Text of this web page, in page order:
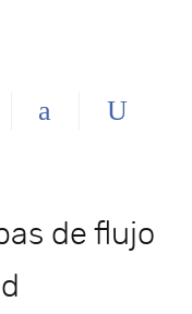
de flujo